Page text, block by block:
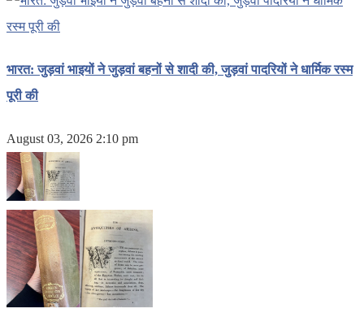
भारत: जुड़वां भाइयों ने जुड़वां बहनों से शादी की, जुड़वां पादरियों ने धार्मिक रस्म
पूरी की
August 03, 2026 2:10 pm